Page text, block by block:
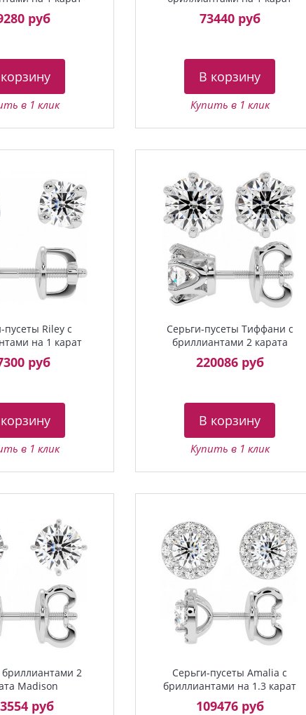
руб
в 1 клик
73440 руб
В корзину
Купить в 1 клик
пусеты Riley с
на 1 карат
руб
в 1 клик
Серьги-пусеты Тиффани с
бриллиантами 2 карата
220086 руб
В корзину
Купить в 1 клик
бриллиантами 2
Madison
руб
Серьги-пусеты Amalia с
бриллиантами на 1.3 карат
109476 руб